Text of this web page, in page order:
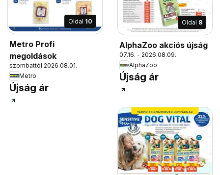
Oldal 10
Metro Profi
megoldások
szombattól 2026.08.01.
Metro
Újság ár
Oldal 8
AlphaZoo akciós újság
07.16. - 2026.08.09.
AlphaZoo
Újság ár